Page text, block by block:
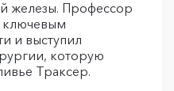
железы. Профессор
ключевым
и выступил
которую
Траксер.